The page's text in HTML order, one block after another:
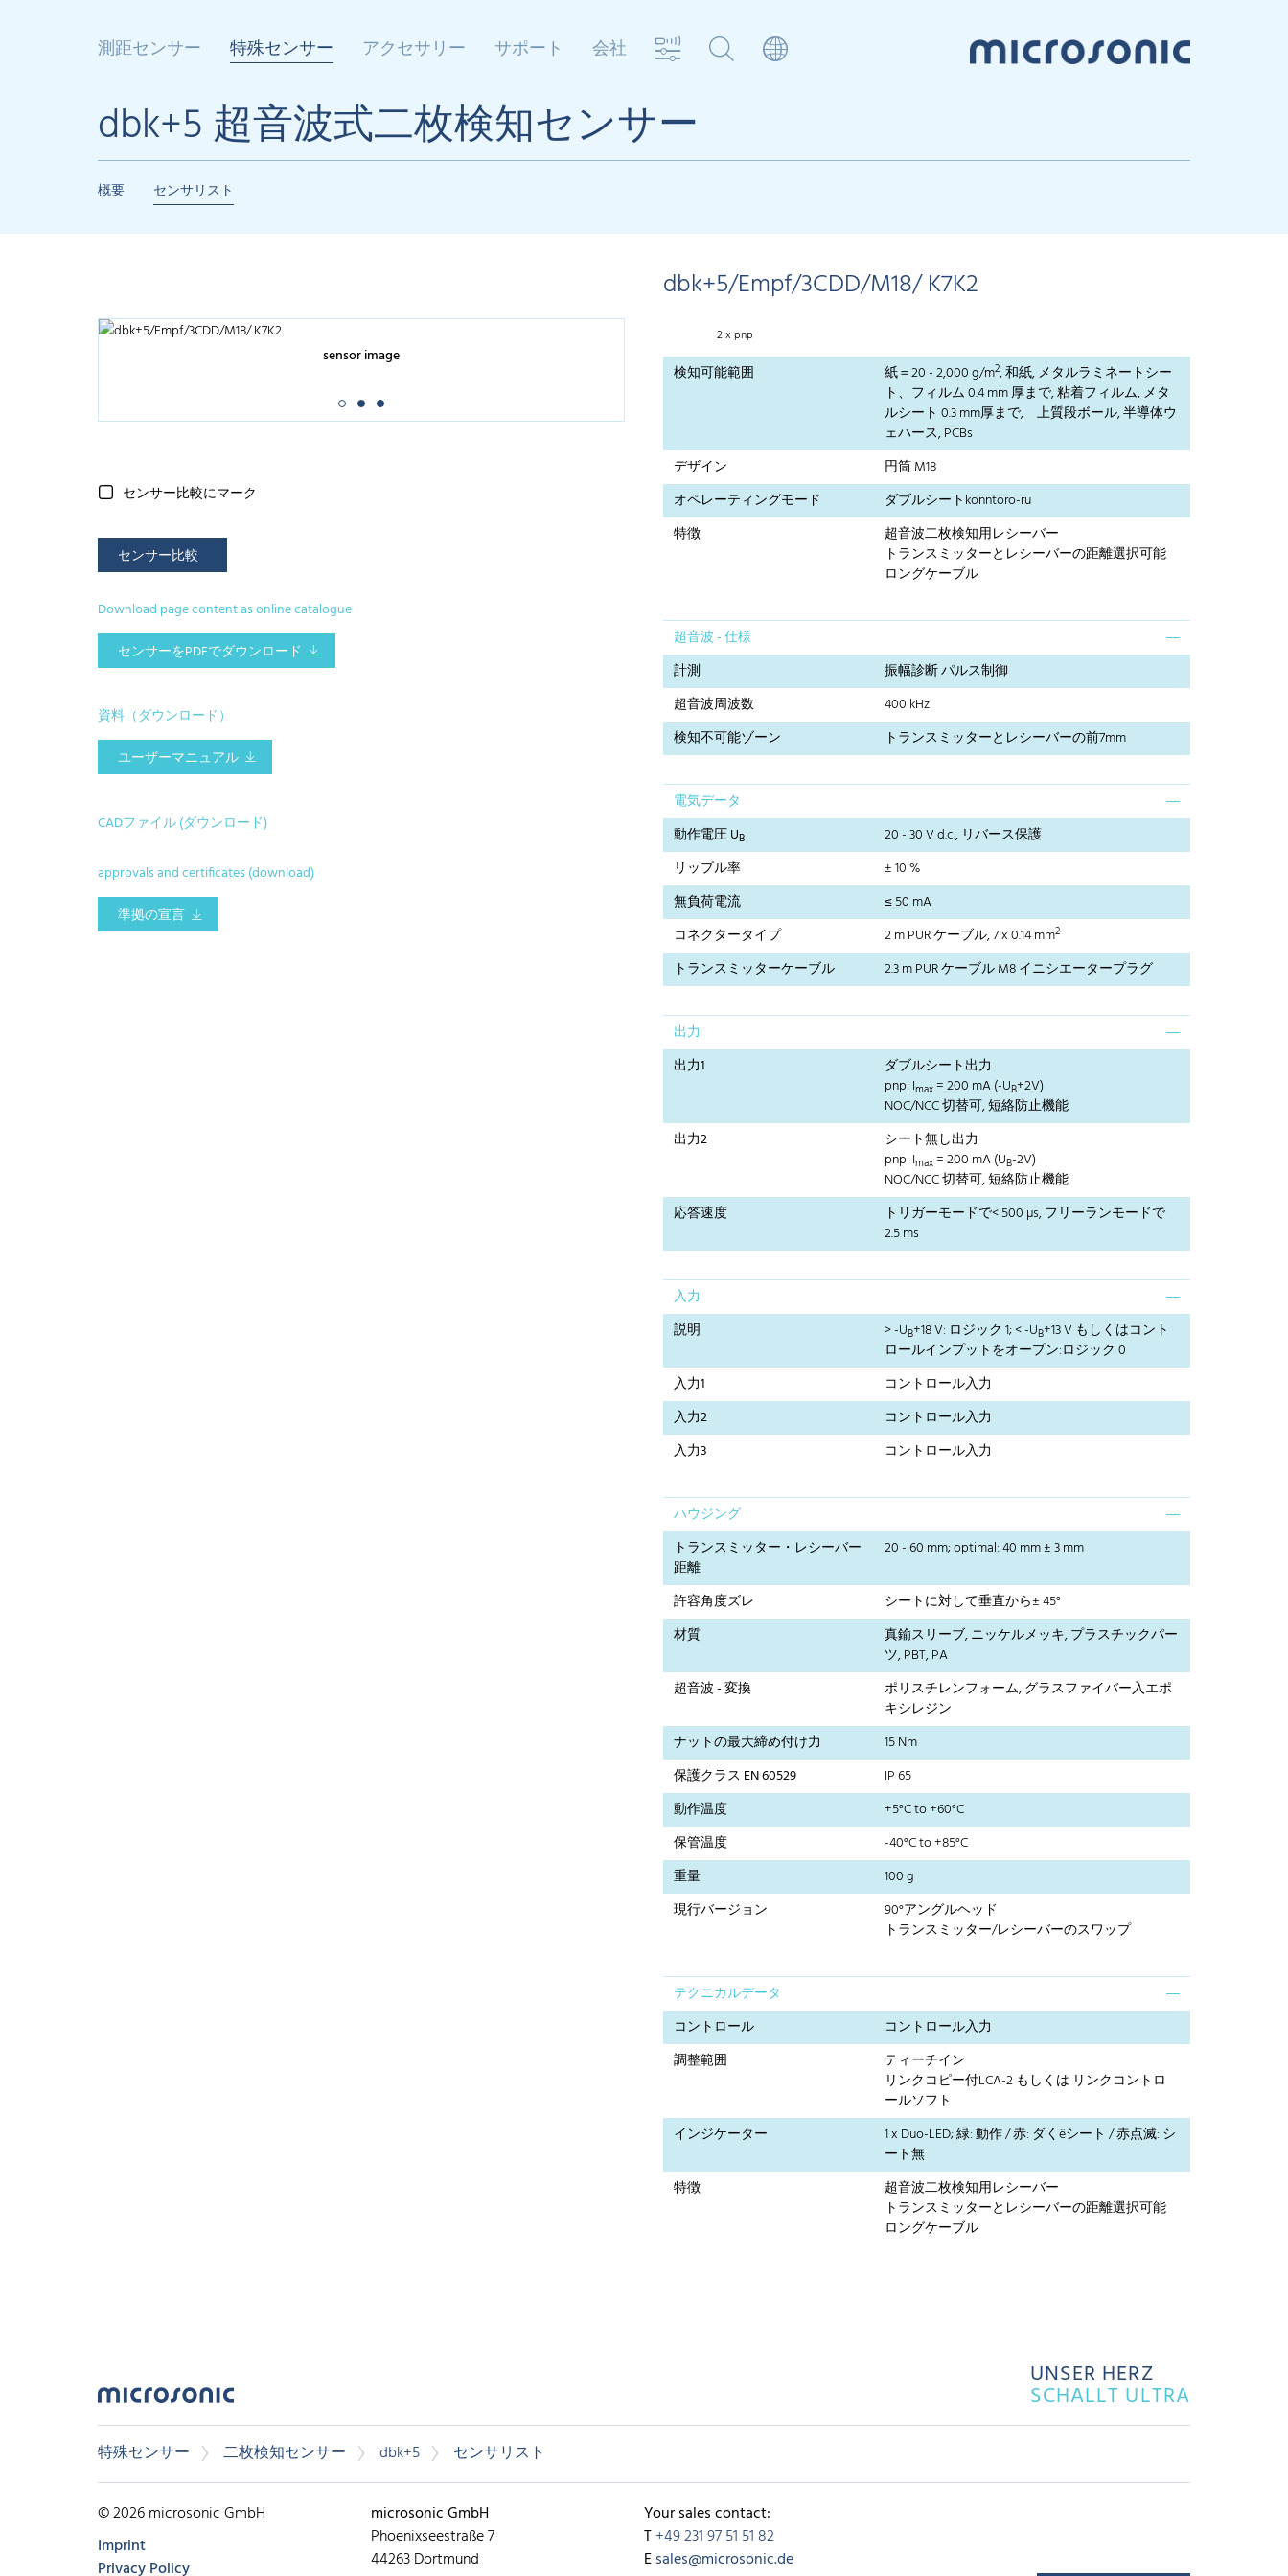
測距センサー 特殊センサー アクセサリー サポート 会社
dbk+5 超音波式二枚検知センサー
概要 センサリスト
dbk+5/Empf/3CDD/M18/ K7K2
sensor image
センサー比較にマーク
センサー比較
Download page content as online catalogue
センサーをPDFでダウンロード
資料（ダウンロード）
ユーザーマニュアル
CADファイル (ダウンロード)
approvals and certificates (download)
準拠の宣言
2 x pnp
検知可能範囲 紙＝20 - 2,000 g/m2, 和紙, メタルラミネートシー
ト、フィルム 0.4 mm 厚まで, 粘着フィルム, メタ
ルシート 0.3 mm厚まで, 上質段ボール, 半導体ウ
ェハース, PCBs
デザイン
円筒 M18
オペレーティングモード
ダブルシートkonntoro-ru
特徴
超音波二枚検知用レシーバー
トランスミッターとレシーバーの距離選択可能
ロングケーブル
超音波 - 仕様
計測
振幅診断 パルス制御
超音波周波数
400 kHz
検知不可能ゾーン
トランスミッターとレシーバーの前7mm
電気データ
動作電圧 UB
20 - 30 V d.c., リバース保護
リップル率
± 10 %
無負荷電流
≤ 50 mA
コネクタータイプ
2 m PUR ケーブル, 7 x 0.14 mm2
トランスミッターケーブル 2.3 m PUR ケーブル M8 イニシエータープラグ
出力
出力1
ダブルシート出力
pnp: Imax= 200 mA (-UB+2V)
NOC/NCC 切替可, 短絡防止機能
出力2
シート無し出力
pnp: Imax= 200 mA (UB-2V)
NOC/NCC 切替可, 短絡防止機能
応答速度
トリガーモードで< 500 µs, フリーランモードで
2.5 ms
入力
説明
> -UB+18 V: ロジック 1; < -UB+13 V もしくはコント
ロールインプットをオープン:ロジック 0
入力1
コントロール入力
入力2
コントロール入力
入力3
コントロール入力
ハウジング
トランスミッター・レシーバー
距離
20 - 60 mm; optimal: 40 mm ± 3 mm
許容角度ズレ
シートに対して垂直から± 45°
材質
真鍮スリーブ, ニッケルメッキ, プラスチックパー
ツ, PBT, PA
超音波 - 変換
ポリスチレンフォーム, グラスファイバー入エポ
キシレジン
ナットの最大締め付け力
15 Nm
保護クラス EN 60529
IP 65
動作温度
+5°C to +60°C
保管温度
-40°C to +85°C
重量
100 g
現行バージョン
90°アングルヘッド
トランスミッター/レシーバーのスワップ
テクニカルデータ
コントロール
コントロール入力
調整範囲
ティーチイン
リンクコピー付LCA-2 もしくは リンクコントロ
ールソフト
インジケーター
1 x Duo-LED; 緑: 動作 / 赤: ダくëシート / 赤点滅: シ
ート無
特徴
超音波二枚検知用レシーバー
トランスミッターとレシーバーの距離選択可能
ロングケーブル
UNSER HERZ
SCHALLT ULTRA
特殊センサー 二枚検知センサー dbk+5 センサリスト
© 2026 microsonic GmbH
Imprint
Privacy Policy
microsonic GmbH
Phoenixseestraße 7
44263 Dortmund
Your sales contact:
T+49 231 97 51 51 82
Esales@microsonic.de